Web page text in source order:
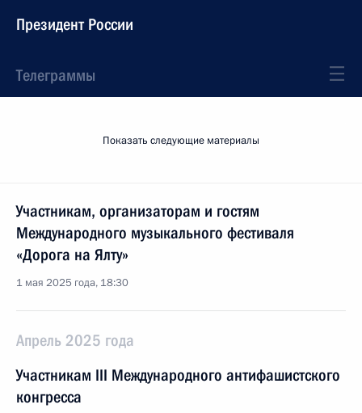
Президент России
Телеграммы
Показать следующие материалы
Участникам, организаторам и гостям
Международного музыкального фестиваля
«Дорога на Ялту»
1 мая 2025 года, 18:30
Апрель 2025 года
Участникам III Международного антифашистского
конгресса